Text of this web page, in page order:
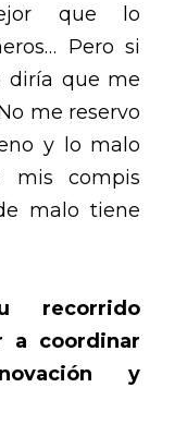
que lo
Pero si
diría que me
me reservo
y lo malo
mis compis
malo tiene
recorrido
a coordinar
y